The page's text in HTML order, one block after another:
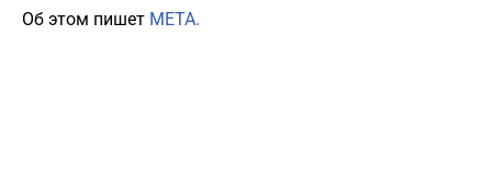
Об этом пишет МЕТА.